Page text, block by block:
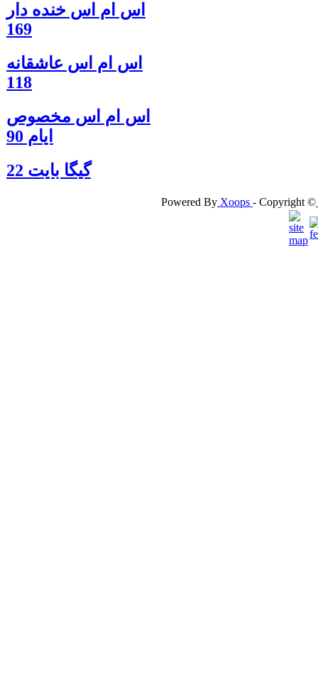
اس ام اس خنده دار
169
اس ام اس عاشقانه
118
اس ام اس مخصوص
ایام 90
گيگا بايت 22
Powered By Xoops - Copyright ©